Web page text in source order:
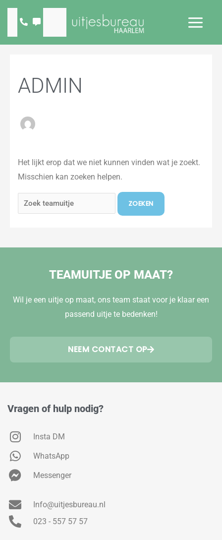
Ga
de
ADMIN
Het lijkt erop dat we niet kunnen vinden wat je zoekt.
Misschien kan zoeken helpen.
TEAMUITJE OP MAAT?
Wil je een uitje op maat, ons team staat voor je klaar een
passend uitje te bedenken!
NEEM CONTACT OP
Vragen of hulp nodig?
Insta DM
WhatsApp
Messenger
Info@uitjesbureau.nl
023 - 557 57 57